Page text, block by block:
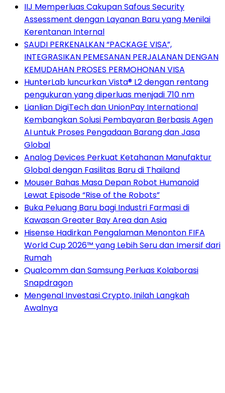
IIJ Memperluas Cakupan Safous Security
Assessment dengan Layanan Baru yang Menilai
Kerentanan Internal
SAUDI PERKENALKAN “PACKAGE VISA”,
INTEGRASIKAN PEMESANAN PERJALANAN DENGAN
KEMUDAHAN PROSES PERMOHONAN VISA
HunterLab luncurkan Vista® L2 dengan rentang
pengukuran yang diperluas menjadi 710 nm
Lianlian DigiTech dan UnionPay International
Kembangkan Solusi Pembayaran Berbasis Agen
AI untuk Proses Pengadaan Barang dan Jasa
Global
Analog Devices Perkuat Ketahanan Manufaktur
Global dengan Fasilitas Baru di Thailand
Mouser Bahas Masa Depan Robot Humanoid
Lewat Episode “Rise of the Robots”
Buka Peluang Baru bagi Industri Farmasi di
Kawasan Greater Bay Area dan Asia
Hisense Hadirkan Pengalaman Menonton FIFA
World Cup 2026™ yang Lebih Seru dan Imersif dari
Rumah
Qualcomm dan Samsung Perluas Kolaborasi
Snapdragon
Mengenal Investasi Crypto, Inilah Langkah
Awalnya